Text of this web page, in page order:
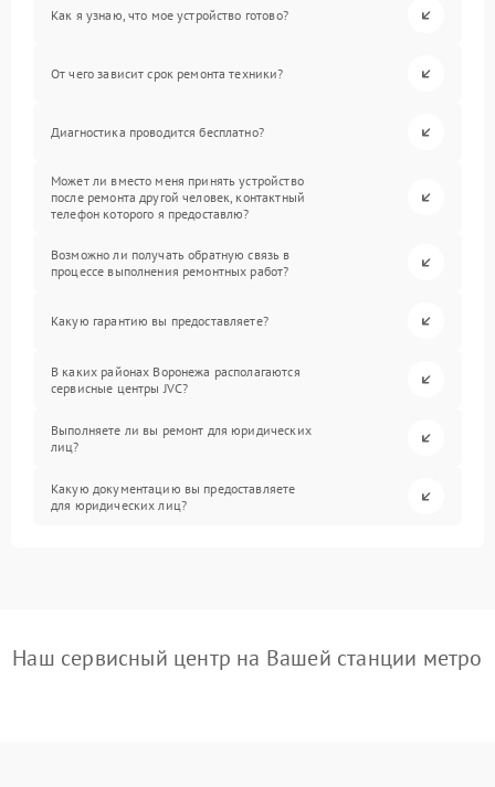
Как я узнаю, что мое устройство готово?
От чего зависит срок ремонта техники?
Диагностика проводится бесплатно?
Может ли вместо меня принять устройство
после ремонта другой человек, контактный
телефон которого я предоставлю?
Возможно ли получать обратную связь в
процессе выполнения ремонтных работ?
Какую гарантию вы предоставляете?
В каких районах Воронежа располагаются
сервисные центры JVC?
Выполняете ли вы ремонт для юридических
лиц?
Какую документацию вы предоставляете
для юридических лиц?
Наш сервисный центр на Вашей станции метро